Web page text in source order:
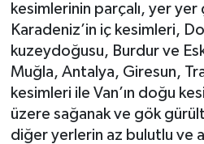
kesimlerinin parçalı, yer yer
Karadeniz’in iç kesimleri,
kuzeydoğusu, Burdur ve
Muğla, Antalya, Giresun,
kesimleri ile Van’ın doğu
üzere sağanak ve gök
diğer yerlerin az bulutlu ve
Son Dakika Haberleri
Haber Arşivi